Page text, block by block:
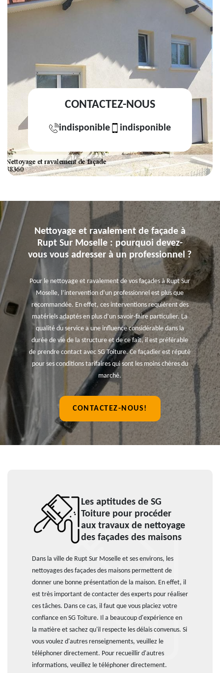
CONTACTEZ-NOUS
indisponible indisponible
Nettoyage et ravalement de façade à
Rupt Sur Moselle : pourquoi devez-
vous vous adresser à un professionnel ?
Pour le nettoyage et ravalement de vos façades à Rupt Sur
Moselle, l’intervention d’un professionnel est plus que
recommandée. En effet, ces interventions requièrent des
matériels adaptés en plus d’un savoir-faire particulier. La
qualité du service a une influence considérable dans la
durée de vie de la structure et de ce fait, il est préférable
de prendre contact avec SG Toiture. Ce façadier est réputé
pour ses conditions tarifaires qui sont les moins chères du
marché.
CONTACTEZ-NOUS!
Les aptitudes de SG
Toiture pour procéder
aux travaux de nettoyage
des façades des maisons
Dans la ville de Rupt Sur Moselle et ses environs, les
nettoyages des façades des maisons permettent de
donner une bonne présentation de la maison. En effet, il
est très important de contacter des experts pour réaliser
ces tâches. Dans ce cas, il faut que vous placiez votre
confiance en SG Toiture. Il a beaucoup d'expérience en
la matière et sachez qu'il respecte les délais convenus. Si
vous voulez d'autres renseignements, veuillez le
téléphoner directement. Pour recueillir d'autres
informations, veuillez le téléphoner directement.